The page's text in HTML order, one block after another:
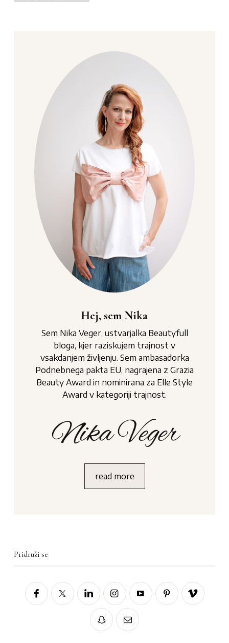
Hej, sem Nika
Sem Nika Veger, ustvarjalka Beautyfull
bloga, kjer raziskujem trajnost v
vsakdanjem življenju. Sem ambasadorka
Podnebnega pakta EU, nagrajena z Grazia
Beauty Award in nominirana za Elle Style
Award v kategoriji trajnost.
read more
Pridruži se